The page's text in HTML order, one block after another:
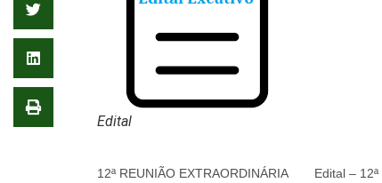
Edital
12ª REUNIÃO EXTRAORDINÁRIA Edital –